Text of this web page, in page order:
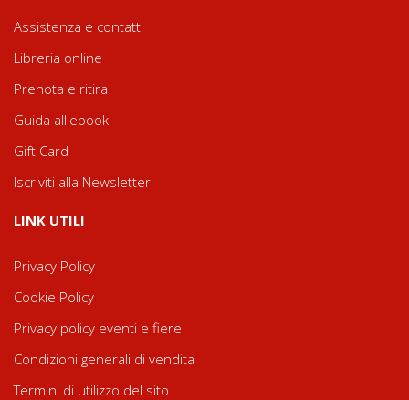
Assistenza e contatti
Libreria online
Prenota e ritira
Guida all'ebook
Gift Card
Iscriviti alla Newsletter
LINK UTILI
Privacy Policy
Cookie Policy
Privacy policy eventi e fiere
Condizioni generali di vendita
Termini di utilizzo del sito